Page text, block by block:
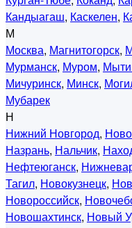
Кандыагаш, Каскелен,
М
Москва, Магнитогорск,
Мурманск, Муром,
Мичуринск, Минск,
Мубарек
Н
Нижний Новгород,
Назрань, Нальчик,
Нефтеюганск,
Тагил, Новокузнецк,
Новороссийск,
Новошахтинск, Новый